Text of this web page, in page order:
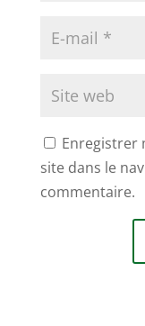
Enregistrer
site dans le
commentaire.